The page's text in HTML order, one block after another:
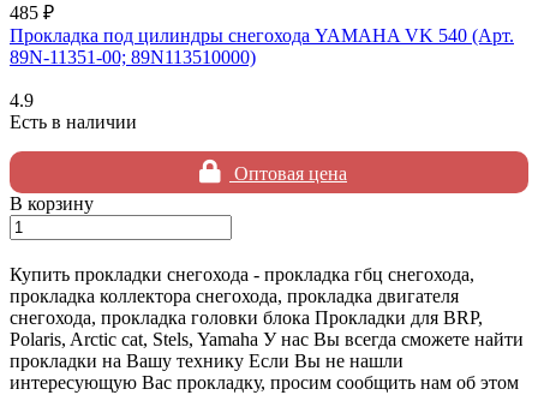
485 ₽
Прокладка под цилиндры снегохода YAMAHA VK 540 (Арт.
89N-11351-00; 89N113510000)
4.9
Есть в наличии
Оптовая цена
В корзину
Купить прокладки снегохода - прокладка гбц снегохода,
прокладка коллектора снегохода, прокладка двигателя
снегохода, прокладка головки блока Прокладки для BRP,
Polaris, Arctic cat, Stels, Yamaha У нас Вы всегда сможете найти
прокладки на Вашу технику Если Вы не нашли
интересующую Вас прокладку, просим сообщить нам об этом